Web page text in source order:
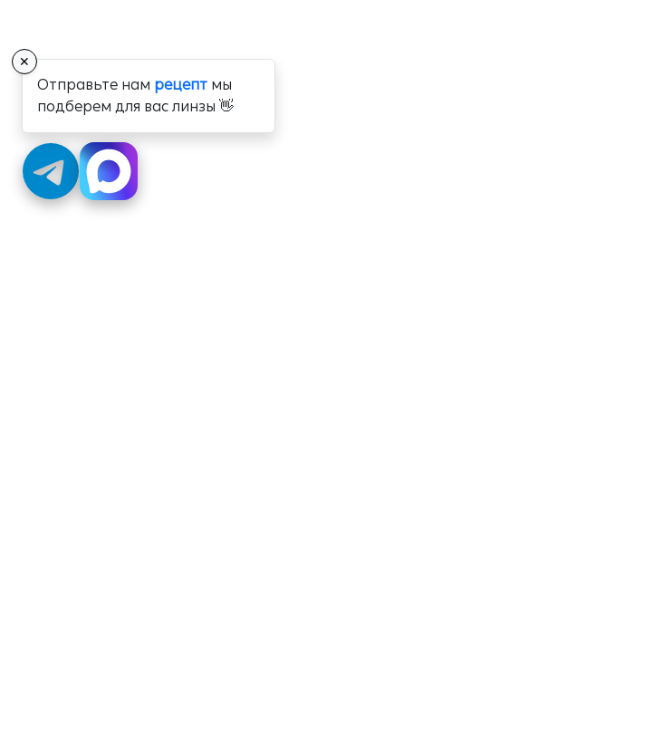
✕
Отправьте нам рецепт мы
подберем для вас линзы 👋